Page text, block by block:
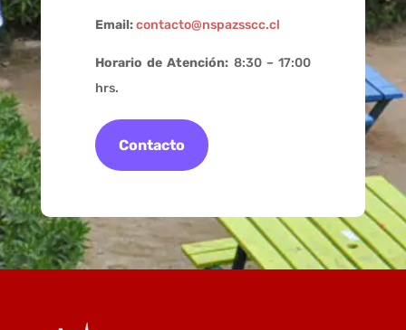
Email:contacto@nspazsscc.cl
Horario de Atención: 8:30 – 17:00
hrs.
Contacto